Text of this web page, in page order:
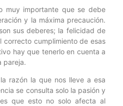
muy importante que se debe
y la máxima precaución.
sus deberes; la felicidad de
correcto cumplimiento de esas
hay que tenerlo en cuenta a
pareja.
razón la que nos lleve a esa
se consulta solo la pasión y
que esto no solo afecta al